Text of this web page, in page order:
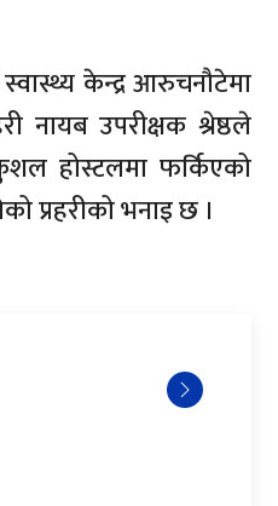
केन्द्र आरुचनौटेमा
नायब उपरीक्षक श्रेष्ठले
होस्टलमा फर्किएको
प्रहरीको भनाइ छ ।